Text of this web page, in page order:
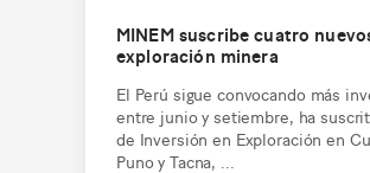
MINEM suscribe cuatro
exploración minera
El Perú sigue convocando más
entre junio y setiembre, ha
de Inversión en Exploración en
Puno y Tacna, ...